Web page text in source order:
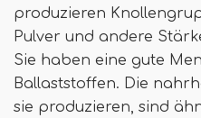
produzieren
Pulver und andere
Sie haben eine gute
Ballaststoffen. Die
sie produzieren, sind